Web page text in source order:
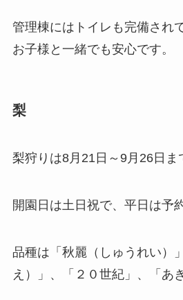
管理棟にはトイレも完備され
お子様と一緒でも安心です。
梨
梨狩りは8月21日～9月26日ま
開園日は土日祝で、平日は予
品種は「秋麗（しゅうれい）
え）」、「２０世紀」、「あ